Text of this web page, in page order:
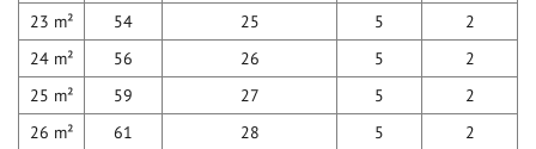
23 m²
54 25 5
2
24 m²
56 26 5
2
25 m²
59 27 5
2
26 m²
61 28 5
2